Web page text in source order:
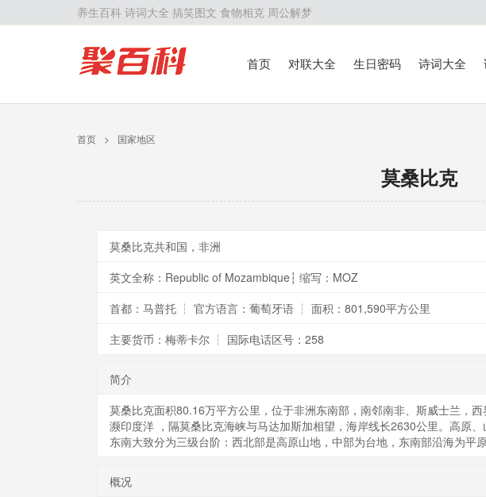
养生百科 诗词大全 搞笑图文 食物相克 周公解梦
首页 对联大全 生日密码 诗词大全
首页 > 国家地区
莫桑比克
莫桑比克共和国，非洲
英文全称：Republic of Mozambique┆ 缩写：MOZ
首都：马普托 ┆ 官方语言：葡萄牙语 ┆ 面积：801,590平方公里
主要货币：梅蒂卡尔 ┆ 国际电话区号：258
简介
莫桑比克面积80.16万平方公里，位于非洲东南部，南邻南非、斯威士兰，
濒印度洋 ，隔莫桑比克海峡与马达加斯加相望，海岸线长2630公里。高原
东南大致分为三级台阶：西北部是高原山地，中部为台地，东南部沿海为平
概况